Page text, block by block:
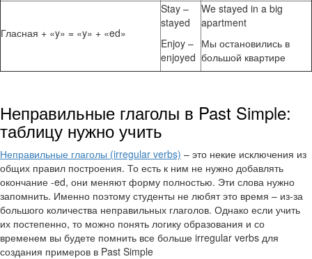
Гласная + «y» = «y» + «ed»
Stay –
stayed
Enjoy –
enjoyed
We stayed in a big
apartment
Мы остановились в
большой квартире
Неправильные глаголы в Past Simple:
таблицу нужно учить
Неправильные глаголы (irregular verbs) – это некие исключения из
общих правил построения. То есть к ним не нужно добавлять
окончание -ed, они меняют форму полностью. Эти слова нужно
запомнить. Именно поэтому студенты не любят это время – из-за
большого количества неправильных глаголов. Однако если учить
их постепенно, то можно понять логику образования и со
временем вы будете помнить все больше irregular verbs для
создания примеров в Past Simple